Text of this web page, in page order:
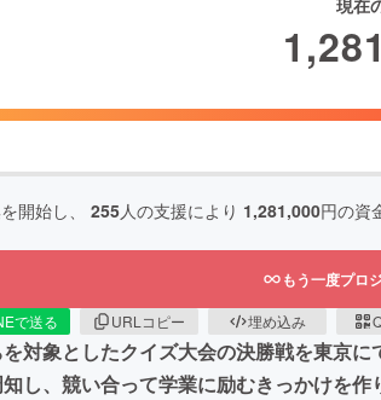
開始し、 255人の支援により 1,281,000円の資
もう一度プロ
で送る URLコピー 埋め込み
対象としたクイズ大会の決勝戦を東京
し、競い合って学業に励むきっかけを